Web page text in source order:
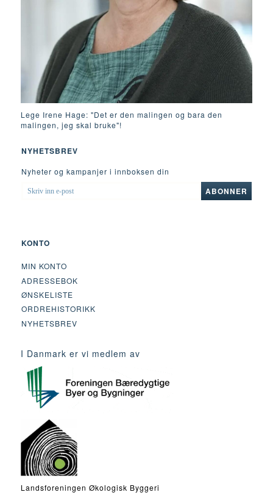
Lege Irene Hage: "Det er den malingen og bara den
malingen, jeg skal bruke"!
NYHETSBREV
Nyheter og kampanjer i innboksen din
SKRIV
INN
ABONNER
KONTO
MIN KONTO
ADRESSEBOK
ØNSKELISTE
ORDREHISTORIKK
NYHETSBREV
I Danmark er vi medlem av
Landsforeningen Økologisk Byggeri